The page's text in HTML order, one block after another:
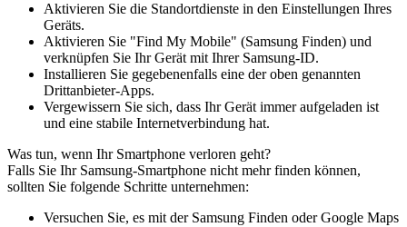
Aktivieren Sie die Standortdienste in den Einstellungen Ihres
Geräts.
Aktivieren Sie "Find My Mobile" (Samsung Finden) und
verknüpfen Sie Ihr Gerät mit Ihrer Samsung-ID.
Installieren Sie gegebenenfalls eine der oben genannten
Drittanbieter-Apps.
Vergewissern Sie sich, dass Ihr Gerät immer aufgeladen ist
und eine stabile Internetverbindung hat.
Was tun, wenn Ihr Smartphone verloren geht?
Falls Sie Ihr Samsung-Smartphone nicht mehr finden können,
sollten Sie folgende Schritte unternehmen:
Versuchen Sie, es mit der Samsung Finden oder Google Maps